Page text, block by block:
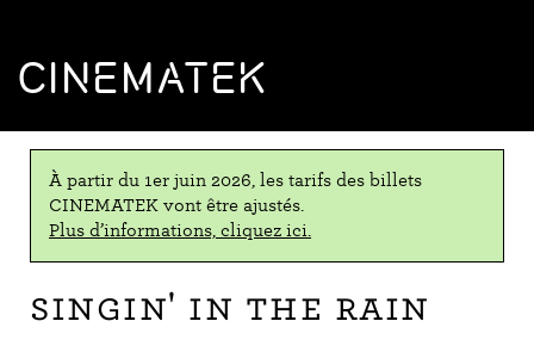
CINEMATEK
À partir du 1er juin 2026, les tarifs des billets
CINEMATEK vont être ajustés.
Plus d’informations, cliquez ici.
Singin' in the Rain